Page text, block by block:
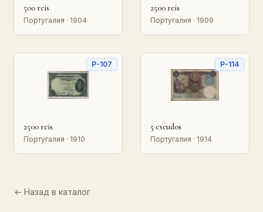
500 reis
Португалия · 1904
2500 reis
Португалия · 1909
P-107
2500 reis
Португалия · 1910
P-114
5 escudos
Португалия · 1914
← Назад в каталог